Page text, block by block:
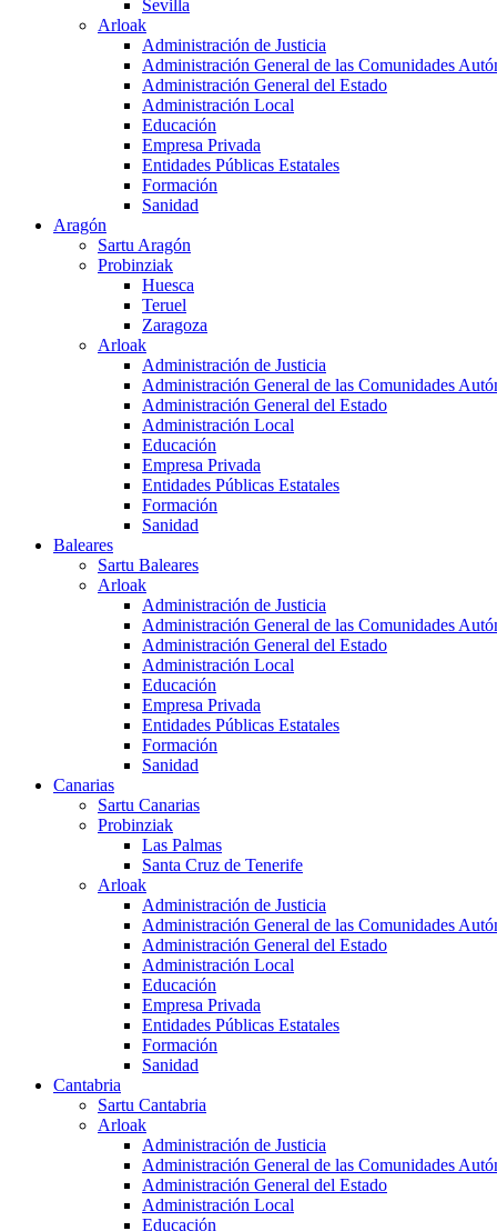
Sevilla
Arloak
Administración de Justicia
Administración General de las Comunidades
Administración General del Estado
Administración Local
Educación
Empresa Privada
Entidades Públicas Estatales
Formación
Sanidad
Aragón
Sartu Aragón
Probinziak
Huesca
Teruel
Zaragoza
Arloak
Administración de Justicia
Administración General de las Comunidades
Administración General del Estado
Administración Local
Educación
Empresa Privada
Entidades Públicas Estatales
Formación
Sanidad
Baleares
Sartu Baleares
Arloak
Administración de Justicia
Administración General de las Comunidades
Administración General del Estado
Administración Local
Educación
Empresa Privada
Entidades Públicas Estatales
Formación
Sanidad
Canarias
Sartu Canarias
Probinziak
Las Palmas
Santa Cruz de Tenerife
Arloak
Administración de Justicia
Administración General de las Comunidades
Administración General del Estado
Administración Local
Educación
Empresa Privada
Entidades Públicas Estatales
Formación
Sanidad
Cantabria
Sartu Cantabria
Arloak
Administración de Justicia
Administración General de las Comunidades
Administración General del Estado
Administración Local
Educación